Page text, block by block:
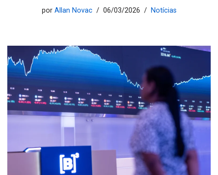
por Allan Novac 06/03/2026 Notícias